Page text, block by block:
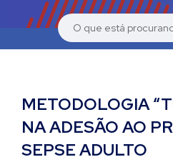
METODOLOGIA
NA ADESÃO AO
SEPSE ADULTO